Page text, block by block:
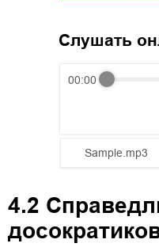
Слушать
00:00
Sample.mp3
02.mp3
03.mp3
4.2